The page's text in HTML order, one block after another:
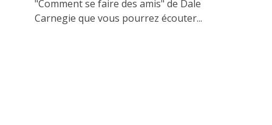
"Comment se faire des amis" de Dale
Carnegie que vous pourrez écouter...